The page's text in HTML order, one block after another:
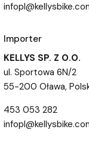
Importer
KELLYS SP. Z O.O.
ul. Sportowa 6N/2
55-200 Oława,
453 053 282